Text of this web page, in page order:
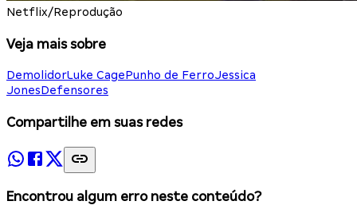
Netflix/Reprodução
Veja mais sobre
DemolidorLuke CagePunho de FerroJessica
JonesDefensores
Compartilhe em suas redes
Encontrou algum erro neste conteúdo?